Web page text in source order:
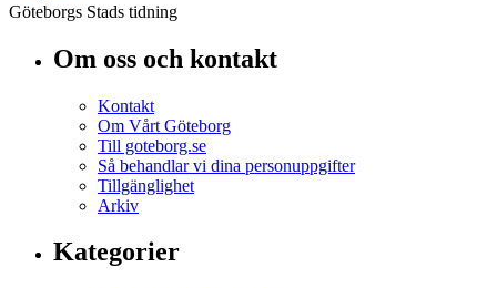
Göteborgs Stads tidning
Om oss och kontakt
Kontakt
Om Vårt Göteborg
Till goteborg.se
Så behandlar vi dina personuppgifter
Tillgänglighet
Arkiv
Kategorier